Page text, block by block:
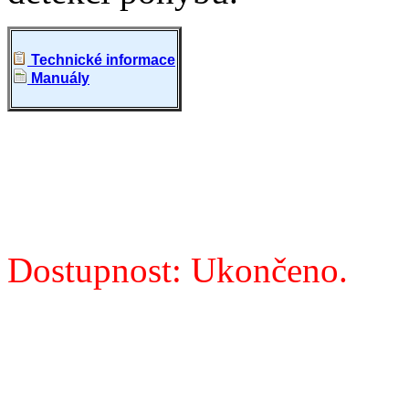
Technické informace
Manuály
Dostupnost: Ukončeno.